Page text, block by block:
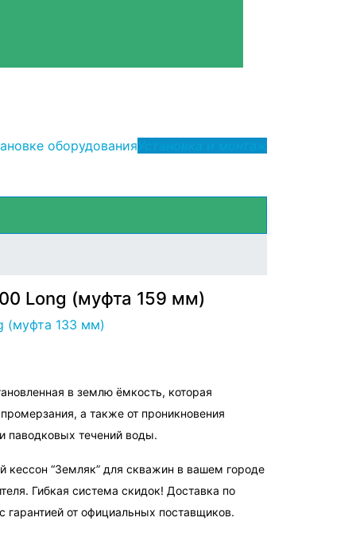
оборудования
Long (муфта 159 мм)
(муфта 133 мм)
в землю ёмкость, которая
а также от проникновения
паводковых течений воды.
кессон “Земляк” для скважин в вашем городе
Гибкая система скидок! Доставка по
от официальных поставщиков.